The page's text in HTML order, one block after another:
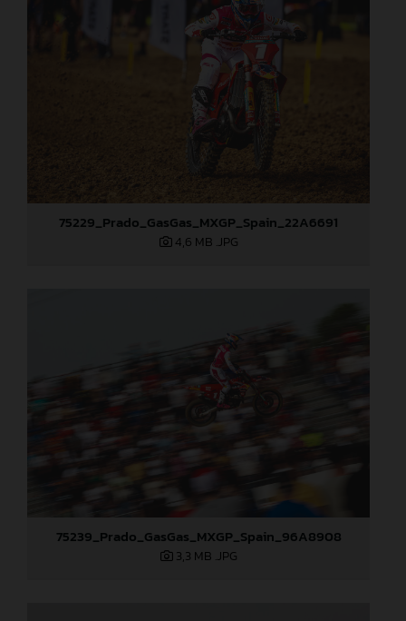
75229_Prado_GasGas_MXGP_Spain_22A6691
4,6 MB .JPG
75239_Prado_GasGas_MXGP_Spain_96A8908
3,3 MB .JPG